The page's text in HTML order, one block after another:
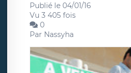
Publié le 04/01/16
Vu 3 405 fois
0
Par Nassyha